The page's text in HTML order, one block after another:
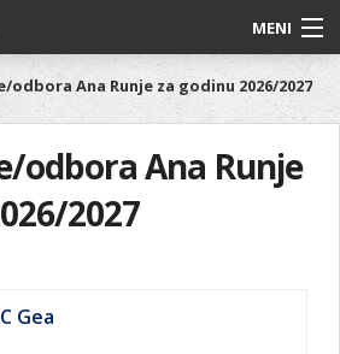
MENI
odbora Ana Runje za godinu 2026/2027
odbora Ana Runje
2027
Gea